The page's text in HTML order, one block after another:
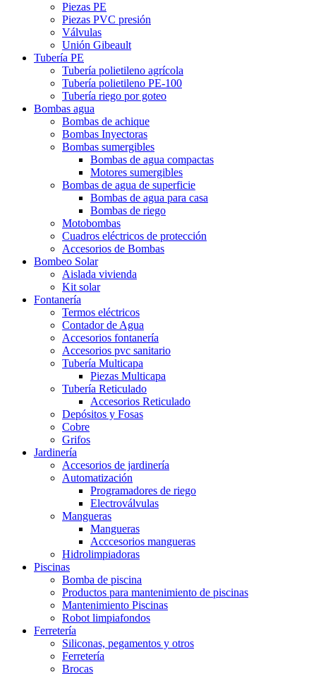
Piezas PE
Piezas PVC presión
Válvulas
Unión Gibeault
Tubería PE
Tubería polietileno agrícola
Tubería polietileno PE-100
Tubería riego por goteo
Bombas agua
Bombas de achique
Bombas Inyectoras
Bombas sumergibles
Bombas de agua compactas
Motores sumergibles
Bombas de agua de superficie
Bombas de agua para casa
Bombas de riego
Motobombas
Cuadros eléctricos de protección
Accesorios de Bombas
Bombeo Solar
Aislada vivienda
Kit solar
Fontanería
Termos eléctricos
Contador de Agua
Accesorios fontanería
Accesorios pvc sanitario
Tubería Multicapa
Piezas Multicapa
Tubería Reticulado
Accesorios Reticulado
Depósitos y Fosas
Cobre
Grifos
Jardinería
Accesorios de jardinería
Automatización
Programadores de riego
Electroválvulas
Mangueras
Mangueras
Acccesorios mangueras
Hidrolimpiadoras
Piscinas
Bomba de piscina
Productos para mantenimiento de piscinas
Mantenimiento Piscinas
Robot limpiafondos
Ferretería
Siliconas, pegamentos y otros
Ferretería
Brocas